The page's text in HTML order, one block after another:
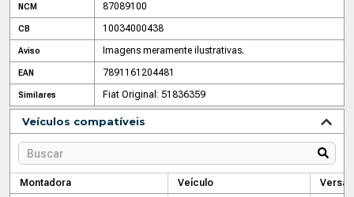
NCM 87089100
CB 10034000438
Aviso Imagens meramente ilustrativas.
EAN 7891161204481
Similares Fiat Original: 51836359
Veículos compatíveis
Montadora Veículo
Versão